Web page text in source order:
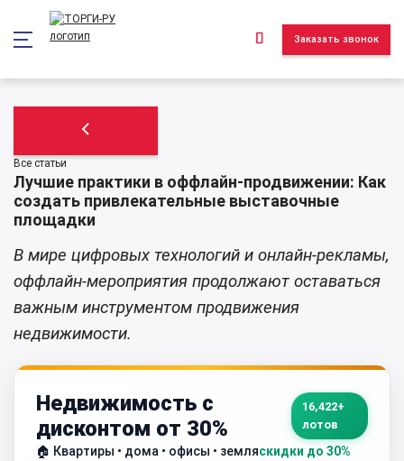
Заказать звонок
Все статьи
Лучшие практики в оффлайн-продвижении: Как
создать привлекательные выставочные
площадки
В мире цифровых технологий и онлайн-рекламы,
оффлайн-мероприятия продолжают оставаться
важным инструментом продвижения
недвижимости.
Недвижимость с
дисконтом от 30%
16,422+
лотов
🏠 Квартиры • дома • офисы • земляскидки до 30%